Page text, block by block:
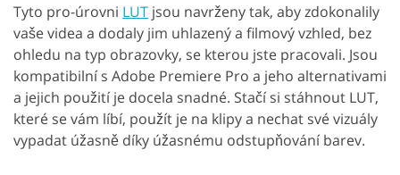
Tyto pro-úrovni LUT jsou navrženy tak, aby zdokonalily
vaše videa a dodaly jim uhlazený a filmový vzhled, bez
ohledu na typ obrazovky, se kterou jste pracovali. Jsou
kompatibilní s Adobe Premiere Pro a jeho alternativami
a jejich použití je docela snadné. Stačí si stáhnout LUT,
které se vám líbí, použít je na klipy a nechat své vizuály
vypadat úžasně díky úžasnému odstupňování barev.